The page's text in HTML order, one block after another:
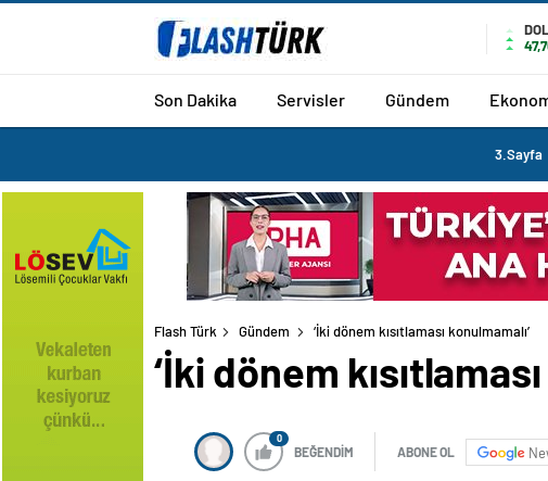
Son Dakika Servisler Gündem
3.Sayfa
Flash Türk Gündem ‘İki dönem kısıtlaması konulmamalı’
‘İki dönem
0
BEĞENDİM ABONE OL